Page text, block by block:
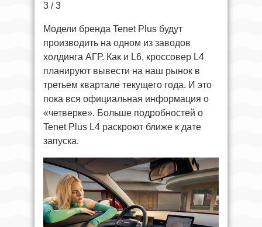
3 / 3
Модели бренда Tenet Plus будут
производить на одном из заводов
холдинга АГР. Как и L6, кроссовер L4
планируют вывести на наш рынок в
третьем квартале текущего года. И это
пока вся официальная информация о
«четверке». Больше подробностей о
Tenet Plus L4 раскроют ближе к дате
запуска.